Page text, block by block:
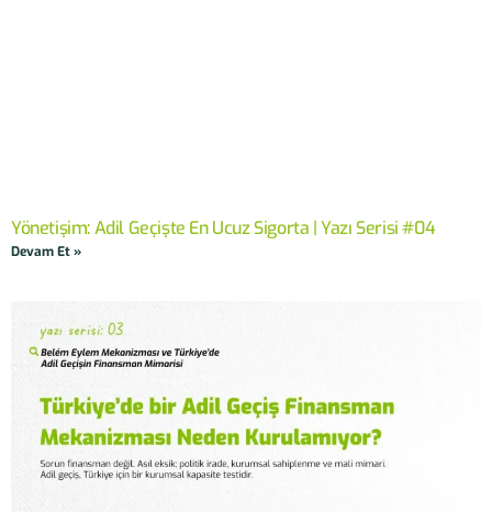
Yönetişim: Adil Geçişte En Ucuz Sigorta | Yazı Serisi #04
Devam Et »